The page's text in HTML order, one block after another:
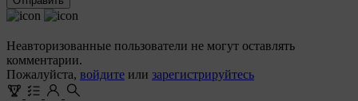
Неавторизованные пользователи не могут оставлять
комментарии.
Пожалуйста, войдите или зарегистрируйтесь